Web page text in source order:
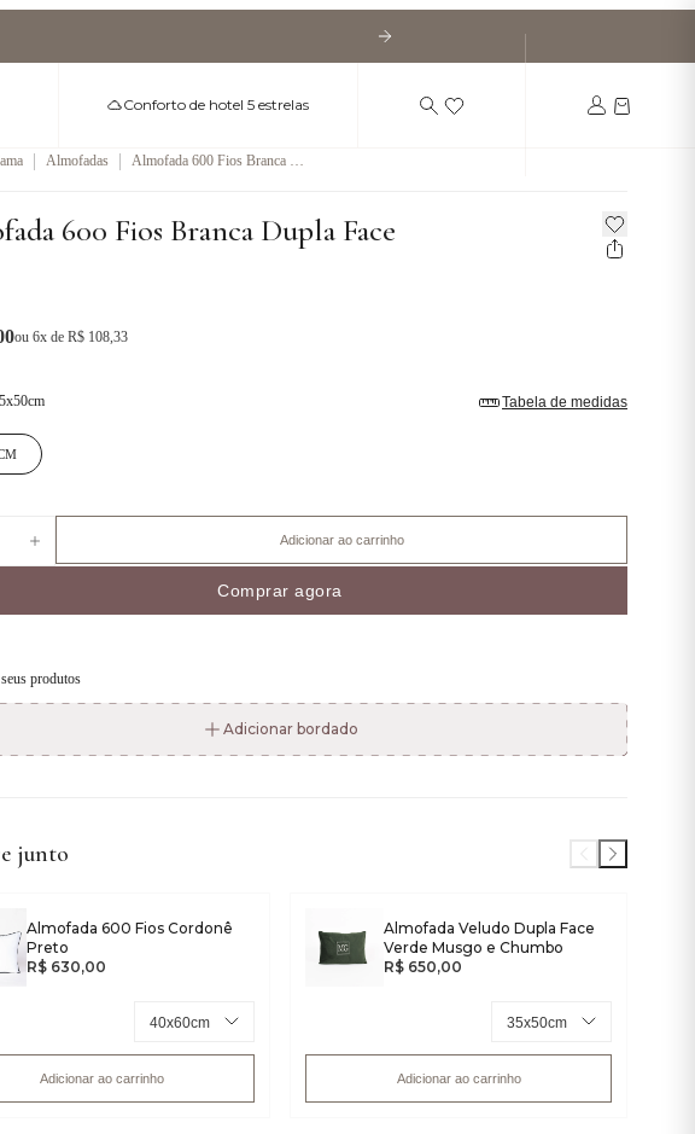
Conforto de hotel 5 estrelas
| Almofadas |
Almofada 600 Fios Branca Du
600 Fios Branca Dupla Face
ou 6x de R$ 108,33
Tabela de medidas
Adicionar ao carrinho
Comprar agora
produtos
Adicionar bordado
junto
Almofada 600 Fios Cordonê
Preto
R$ 630,00
Adicionar ao carrinho
Almofada Veludo Dupla Face
Verde Musgo e Chumbo
R$ 650,00
Adicionar ao carrinho